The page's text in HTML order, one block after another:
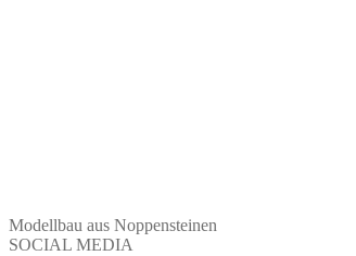
Modellbau aus Noppensteinen
SOCIAL MEDIA